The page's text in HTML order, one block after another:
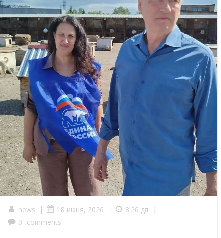
news | 18 июня, 2026 | 8:26 дп |
0 comments